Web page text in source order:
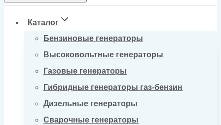
Каталог
Бензиновые генераторы
Высоковольтные генераторы
Газовые генераторы
Гибридные генераторы газ-бензин
Дизельные генераторы
Сварочные генераторы